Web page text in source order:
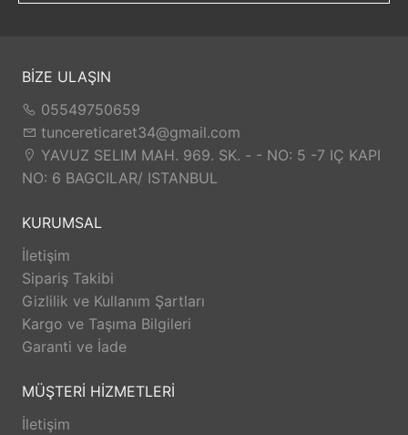
BİZE ULAŞIN
05549750659
tuncereticaret34@gmail.com
YAVUZ SELIM MAH. 969. SK. - - NO: 5 -7 IÇ KAPI
NO: 6 BAGCILAR/ ISTANBUL
KURUMSAL
İletişim
Sipariş Takibi
Gizlilik ve Kullanım Şartları
Kargo ve Taşıma Bilgileri
Garanti ve İade
MÜŞTERİ HİZMETLERİ
İletişim